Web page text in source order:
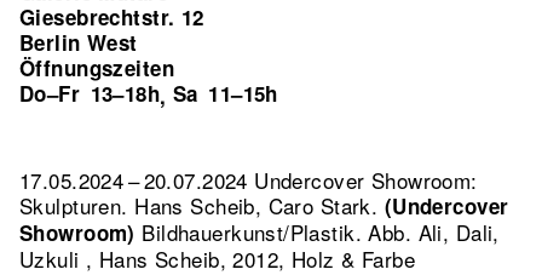
Giesebrechtstr. 12
Berlin West
Öffnungszeiten
Do–Fr 13–18h, Sa 11–15h
17.05.2024 – 20.07.2024 Undercover Showroom:
Skulpturen. Hans Scheib, Caro Stark. (Undercover
Showroom) Bildhauerkunst/Plastik.Abb. Ali, Dali,
Uzkuli , Hans Scheib, 2012, Holz & Farbe